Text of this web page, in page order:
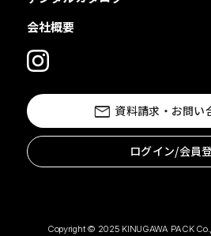
資料請求・お問い
ログイン/会員
会社概要
Copyright © 2025 KINUGAWA PACK